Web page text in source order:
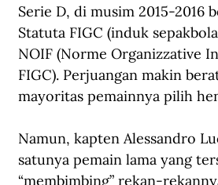
Serie D, di musim 2015-2016
Statuta FIGC (induk
NOIF (Norme Organizzative
FIGC). Perjuangan makin
mayoritas pemainnya pilih
Namun, kapten Alessandro
satunya pemain lama yang
“membimbing” rekan-